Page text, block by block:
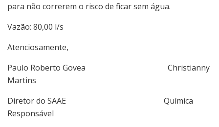
para não correrem o risco de ficar sem água.
Vazão: 80,00 l/s
Atenciosamente,
Paulo Roberto Govea Christianny
Martins
Diretor do SAAE Química
Responsável